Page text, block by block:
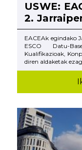
USWE:
2.
EACEAk egindako
ESCO Datu-
Kualifikazioak,
diren aldaketak